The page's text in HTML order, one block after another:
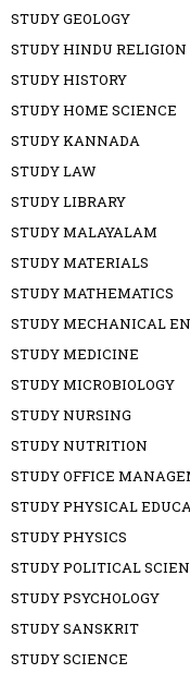
STUDY GEOLOGY
STUDY HINDU RELIGION
STUDY HISTORY
STUDY HOME SCIENCE
STUDY KANNADA
STUDY LAW
STUDY LIBRARY
STUDY MALAYALAM
STUDY MATERIALS
STUDY MATHEMATICS
STUDY MECHANICAL
STUDY MEDICINE
STUDY MICROBIOLOGY
STUDY NURSING
STUDY NUTRITION
STUDY OFFICE
STUDY PHYSICAL
STUDY PHYSICS
STUDY POLITICAL
STUDY PSYCHOLOGY
STUDY SANSKRIT
STUDY SCIENCE